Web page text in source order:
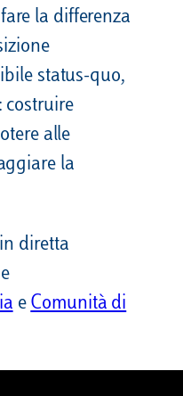
la differenza
status-quo,
costruire
alle
la
diretta
e Comunità di